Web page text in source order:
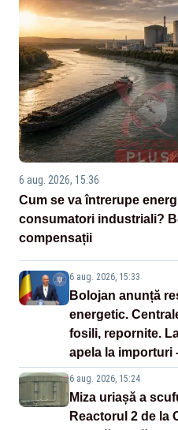
6 aug. 2026, 15:36
Cum se va întrerupe
consumatori industriali?
compensații
6 aug. 2026, 15:33
Bolojan anunță
energetic.
fosili, repornite.
apela la importuri
6 aug. 2026, 15:24
Miza uriașă a
Reactorul 2 de la